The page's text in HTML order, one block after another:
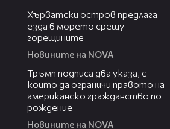
Хърватски остров предлага
езда в морето срещу
горещините
Новините на NOVA
Тръмп подписа два указа, с
които да ограничи правото на
американско гражданство по
рождение
Новините на NOVA